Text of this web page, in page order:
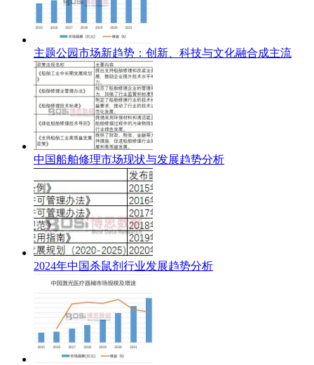
主题公园市场新趋势：创新、科技与文化融合成主流
中国船舶修理市场现状与发展趋势分析
2024年中国杀鼠剂行业发展趋势分析